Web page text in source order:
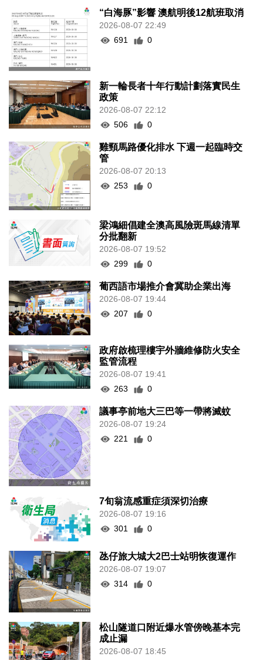
“白海豚”影響 澳航明後12航班取消
2026-08-07 22:49
691
0
新一輪長者十年行動計劃落實民生
政策
2026-08-07 22:12
506
0
雞頸馬路優化排水 下週一起臨時交
管
2026-08-07 20:13
253
0
梁鴻細倡建全澳高風險斑馬線清單
分批翻新
2026-08-07 19:52
299
0
葡西語市場推介會冀助企業出海
2026-08-07 19:44
207
0
政府啟梳理樓宇外牆維修防火安全
監管流程
2026-08-07 19:41
263
0
議事亭前地大三巴等一帶將滅蚊
2026-08-07 19:24
221
0
7旬翁流感重症須深切治療
2026-08-07 19:16
301
0
氹仔旅大城大2巴士站明恢復運作
2026-08-07 19:07
314
0
松山隧道口附近爆水管傍晚基本完
成止漏
2026-08-07 18:45